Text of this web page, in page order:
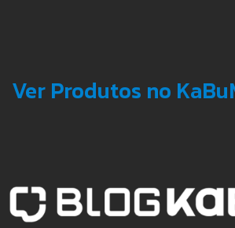
Ver Produtos no